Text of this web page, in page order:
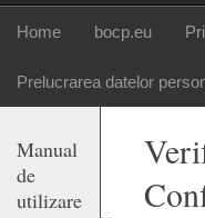
Home bocp.eu
Prelucrarea datelor
Manual
de
utilizare